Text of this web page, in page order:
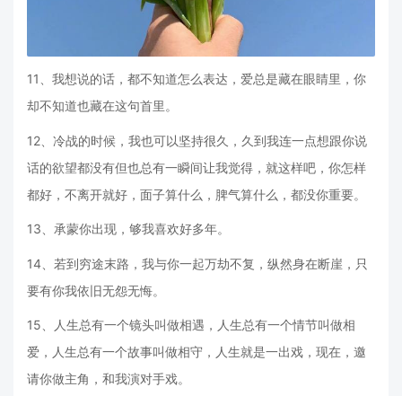
11、我想说的话，都不知道怎么表达，爱总是藏在眼睛里，你
却不知道也藏在这句首里。
12、冷战的时候，我也可以坚持很久，久到我连一点想跟你说
话的欲望都没有但也总有一瞬间让我觉得，就这样吧，你怎样
都好，不离开就好，面子算什么，脾气算什么，都没你重要。
13、承蒙你出现，够我喜欢好多年。
14、若到穷途末路，我与你一起万劫不复，纵然身在断崖，只
要有你我依旧无怨无悔。
15、人生总有一个镜头叫做相遇，人生总有一个情节叫做相
爱，人生总有一个故事叫做相守，人生就是一出戏，现在，邀
请你做主角，和我演对手戏。